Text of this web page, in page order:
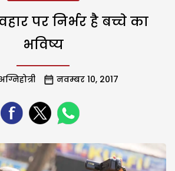
पर निर्भर है बच्चे का
भविष्य
नवम्बर 10, 2017